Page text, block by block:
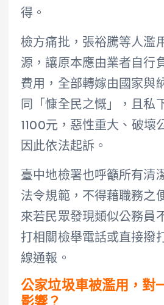
得。
檢方痛批，張裕騰等人濫
源，讓原本應由業者自行
費用，全部轉嫁由國家與
同「慷全民之慨」，且私
1100元，惡性重大、破壞
因此依法起訴。
臺中地檢署也呼籲所有清
法令規範，不得藉職務之
來若民眾發現類似公務員
打相關檢舉電話或直接撥
線通報。
公家垃圾車被濫用，對